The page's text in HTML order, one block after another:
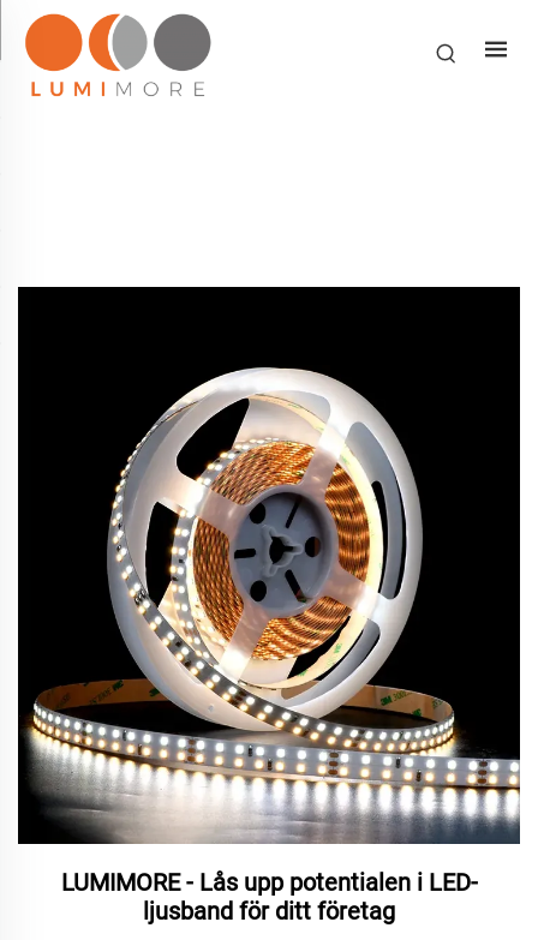
LUMIMORE - Lås upp potentialen i LED-
ljusband för ditt företag